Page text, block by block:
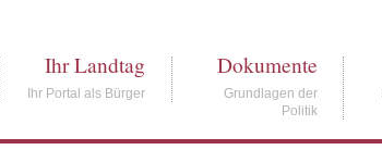
Ihr Landtag
Ihr Portal als Bürger
Dokumente
Grundlagen der
Politik